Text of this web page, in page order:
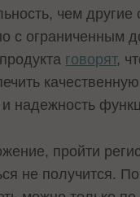
чем другие
с ограниченным
говорят,
качественную
надежность
пройти
не получится.